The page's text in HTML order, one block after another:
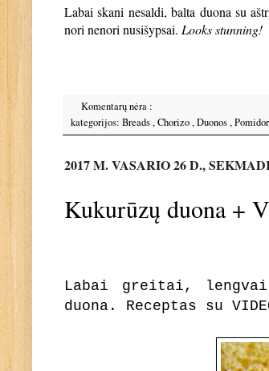
Labai skani nesaldi, balta duona su
nori nenori nusišypsai. Looks stunning!
Komentarų nėra :
kategorijos: Breads,Chorizo,Duonos,
2017 M. VASARIO 26 D.,
Kukurūzų duona +
Labai greitai,
duona. Receptas su